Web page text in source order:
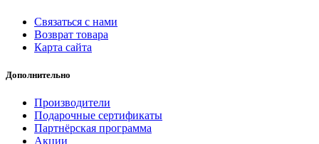
Связаться с нами
Возврат товара
Карта сайта
Дополнительно
Производители
Подарочные сертификаты
Партнёрская программа
Акции